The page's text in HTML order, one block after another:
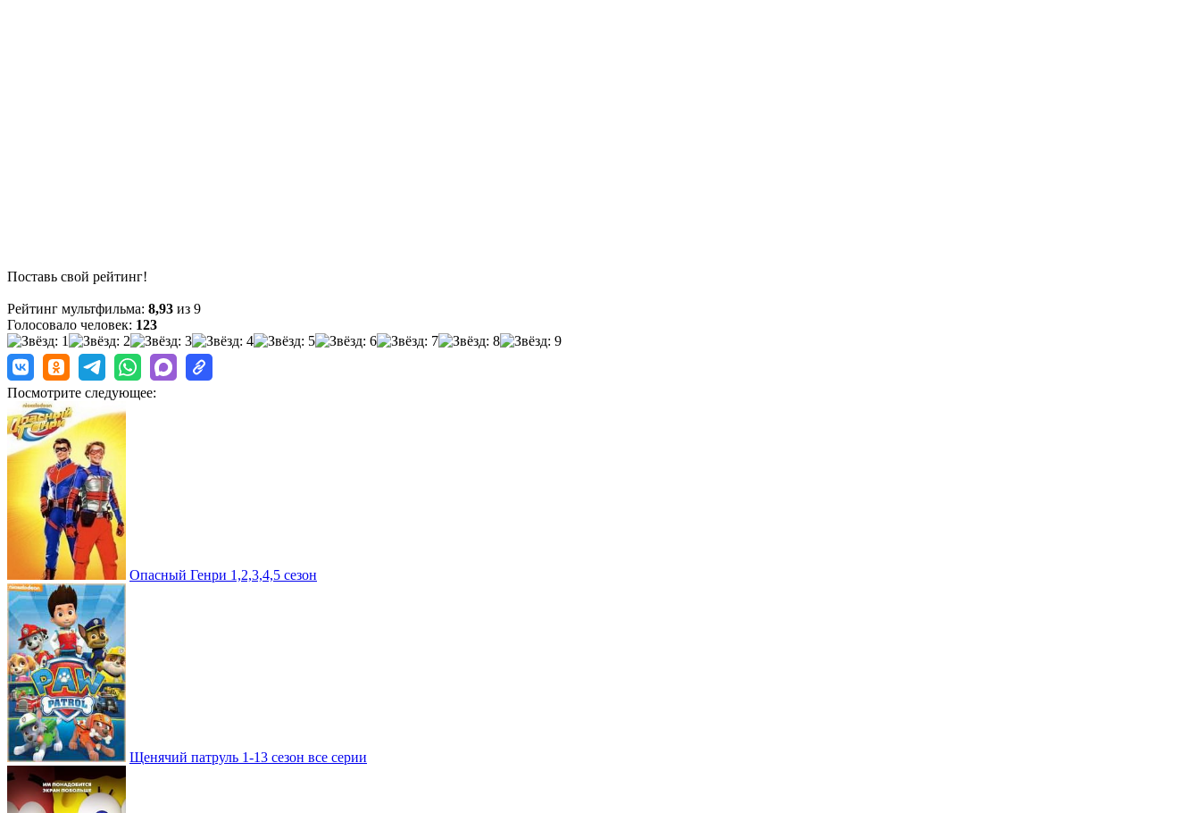
Поставь свой рейтинг!
Рейтинг мультфильма: 8,93 из 9
Голосовало человек: 123
Посмотрите следующее:
Опасный Генри 1,2,3,4,5 сезон
Щенячий патруль 1-13 сезон все серии